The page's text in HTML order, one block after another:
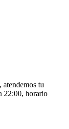
atendemos tu
22:00, horario